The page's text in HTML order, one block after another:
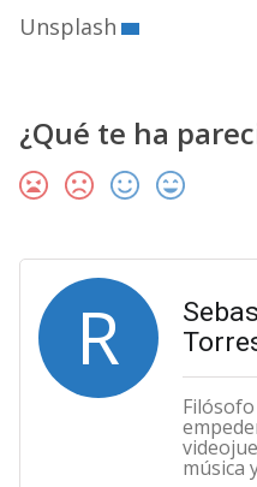
Unsplash
¿Qué te ha
R
música